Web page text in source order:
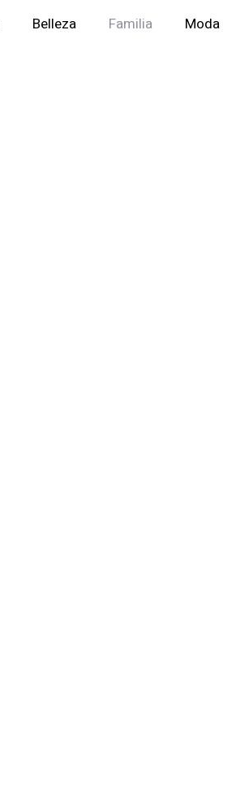
Belleza Familia Moda